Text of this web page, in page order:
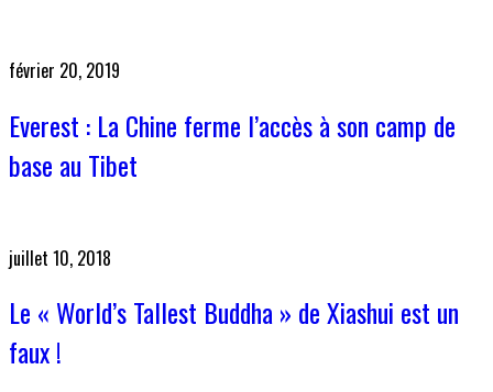
février 20, 2019
Everest : La Chine ferme l’accès à son camp de
base au Tibet
juillet 10, 2018
Le « World’s Tallest Buddha » de Xiashui est un
faux !